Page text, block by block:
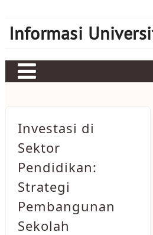
content
Informasi
Sbobet
Mahjong Ways 2
Server Kamboja
Server Thailand
Investasi di
Sektor
Pendidikan:
Strategi
Pembangunan
Sekolah